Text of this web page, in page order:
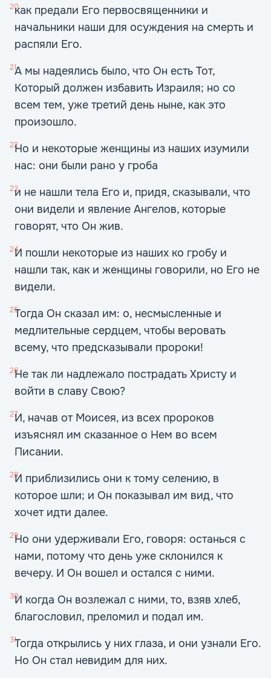
20как предали Его первосвященники и
начальники наши для осуждения на смерть и
распяли Его.
21А мы надеялись было, что Он есть Тот,
Который должен избавить Израиля; но со
всем тем, уже третий день ныне, как это
произошло.
22Но и некоторые женщины из наших изумили
нас: они были рано у гроба
23и не нашли тела Его и, придя, сказывали, что
они видели и явление Ангелов, которые
говорят, что Он жив.
24И пошли некоторые из наших ко гробу и
нашли так, как и женщины говорили, но Его не
видели.
25Тогда Он сказал им: о, несмысленные и
медлительные сердцем, чтобы веровать
всему, что предсказывали пророки!
26Не так ли надлежало пострадать Христу и
войти в славу Свою?
27И, начав от Моисея, из всех пророков
изъяснял им сказанное о Нем во всем
Писании.
28И приблизились они к тому селению, в
которое шли; и Он показывал им вид, что
хочет идти далее.
29Но они удерживали Его, говоря: останься с
нами, потому что день уже склонился к
вечеру. И Он вошел и остался с ними.
30И когда Он возлежал с ними, то, взяв хлеб,
благословил, преломил и подал им.
31Тогда открылись у них глаза, и они узнали Его.
Но Он стал невидим для них.